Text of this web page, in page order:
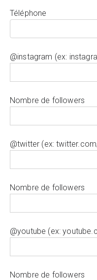
Téléphone
@instagram (ex:
Nombre de followers
@twitter (ex:
Nombre de followers
@youtube (ex:
Nombre de followers